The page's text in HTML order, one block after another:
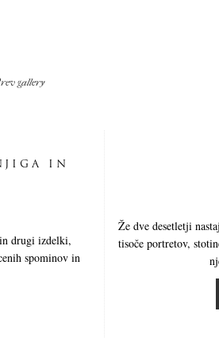
gallery
IN
drugi izdelki,
spominov in
Že dve desetletji
tisoče portretov,